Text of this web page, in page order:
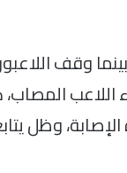
وقف
المصاب،
وظل